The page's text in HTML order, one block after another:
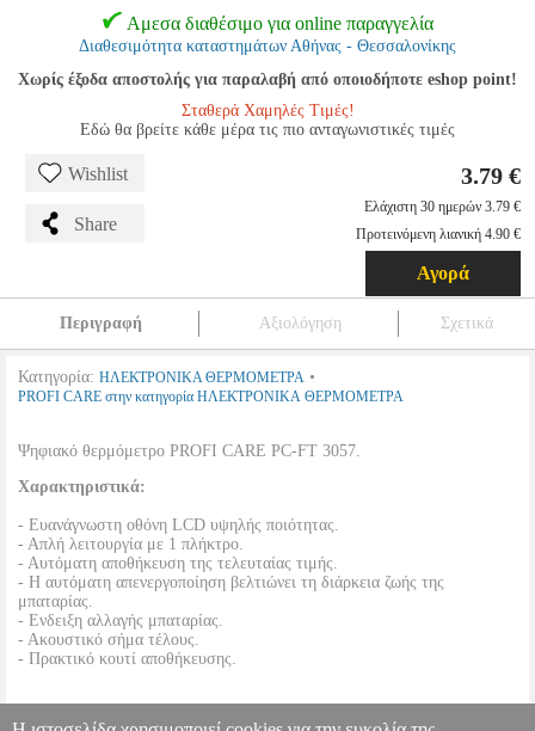
Αμεσα διαθέσιμο για online παραγγελία
Διαθεσιμότητα καταστημάτων Αθήνας - Θεσσαλονίκης
Χωρίς έξοδα αποστολής για παραλαβή από οποιοδήποτε eshop point!
Σταθερά Χαμηλές Τιμές!
Εδώ θα βρείτε κάθε μέρα τις πιο ανταγωνιστικές τιμές
Wishlist
Share
3.79 €
Ελάχιστη 30 ημερών 3.79 €
Προτεινόμενη λιανική 4.90 €
Αγορά
Περιγραφή Αξιολόγηση Σχετικά
Κατηγορία: ΗΛΕΚΤΡΟΝΙΚΑ ΘΕΡΜΟΜΕΤΡΑ •
PROFI CARE στην κατηγορία ΗΛΕΚΤΡΟΝΙΚΑ ΘΕΡΜΟΜΕΤΡΑ
Ψηφιακό θερμόμετρο PROFI CARE PC-FT 3057.
Χαρακτηριστικά:
- Ευανάγνωστη οθόνη LCD υψηλής ποιότητας.
- Απλή λειτουργία με 1 πλήκτρο.
- Αυτόματη αποθήκευση της τελευταίας τιμής.
- Η αυτόματη απενεργοποίηση βελτιώνει τη διάρκεια ζωής της
μπαταρίας.
- Ενδειξη αλλαγής μπαταρίας.
- Ακουστικό σήμα τέλους.
- Πρακτικό κουτί αποθήκευσης.